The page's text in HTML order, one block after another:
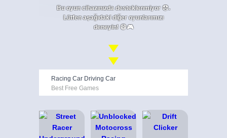
Bu oyun cihazınızda desteklenmiyor 😞.
Lütfen aşağıdaki diğer oyunlarımızı
deneyin! 😄🎮
Racing Car Driving Car
Best Free Games